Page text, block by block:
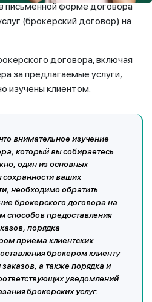
письменной форме договора
(брокерский договор) на
договора, включая
за предлагаемые услуги,
изучены клиентом.
внимательное изучение
который вы собираетесь
один из основных
сохранности ваших
необходимо обратить
брокерского договора на
способов предоставления
порядка
приема клиентских
брокером клиенту
а также порядка и
уведомлений
брокерских услуг.